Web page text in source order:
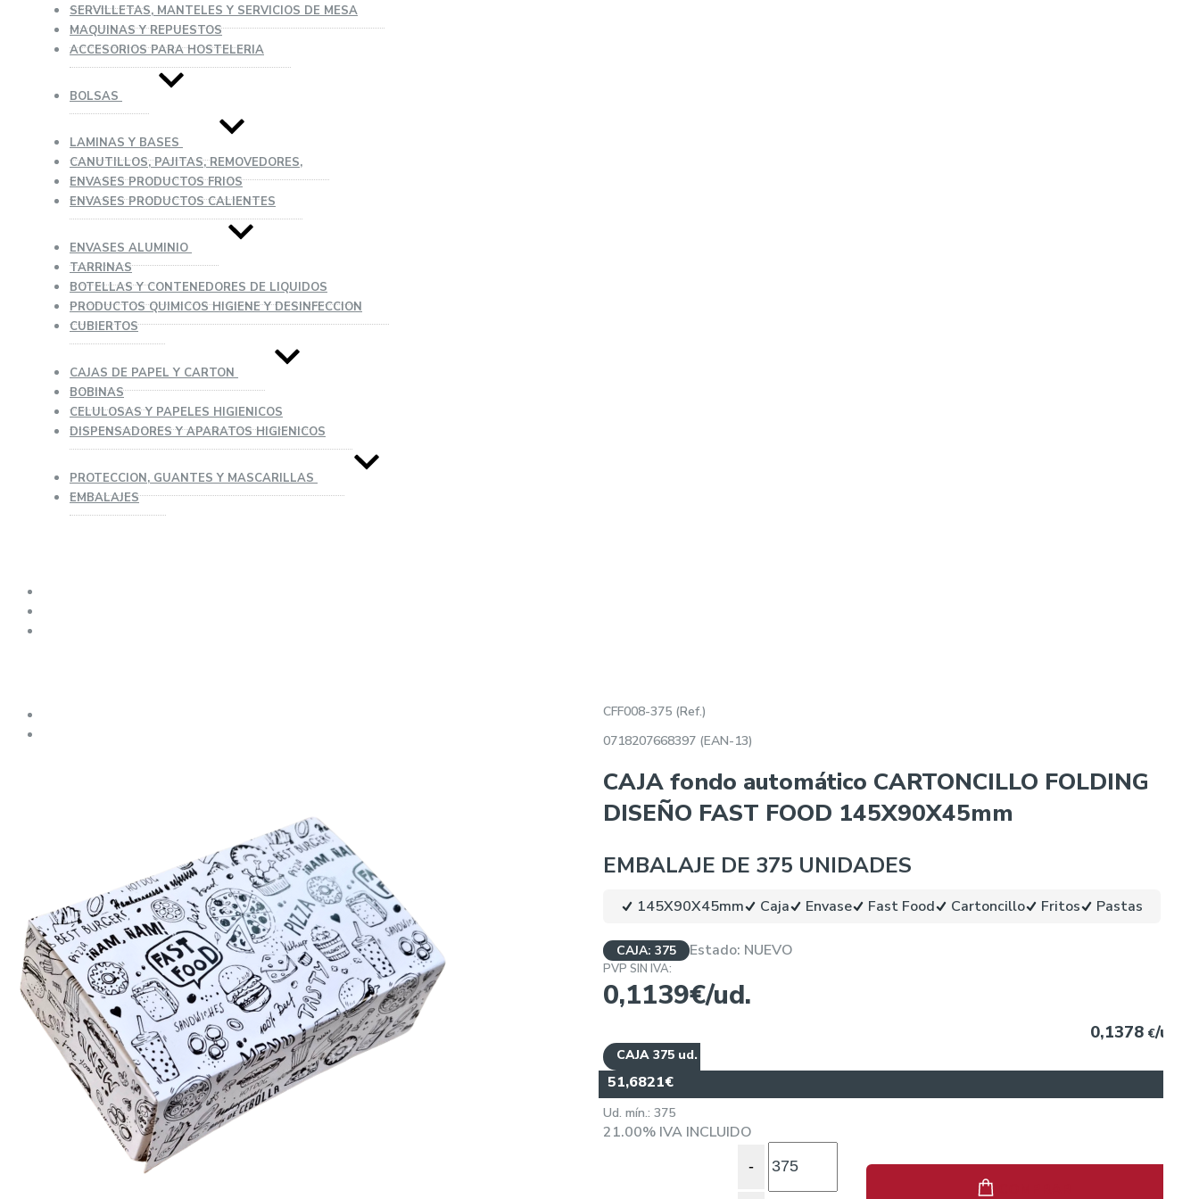
SERVILLETAS, MANTELES Y SERVICIOS DE MESA
MAQUINAS Y REPUESTOS
ACCESORIOS PARA HOSTELERIA
BOLSAS
LAMINAS Y BASES
CANUTILLOS, PAJITAS, REMOVEDORES,
ENVASES PRODUCTOS FRIOS
ENVASES PRODUCTOS CALIENTES
ENVASES ALUMINIO
TARRINAS
BOTELLAS Y CONTENEDORES DE LIQUIDOS
PRODUCTOS QUIMICOS HIGIENE Y DESINFECCION
CUBIERTOS
CAJAS DE PAPEL Y CARTON
BOBINAS
CELULOSAS Y PAPELES HIGIENICOS
DISPENSADORES Y APARATOS HIGIENICOS
PROTECCION, GUANTES Y MASCARILLAS
EMBALAJES
CFF008-375 (Ref.)
0718207668397 (EAN-13)
CAJA fondo automático CARTONCILLO FOLDING
DISEÑO FAST FOOD 145X90X45mm
EMBALAJE DE 375 UNIDADES
145X90X45mm Caja Envase Fast Food Cartoncillo Fritos Pastas
CAJA: 375 Estado: NUEVO
PVP SIN IVA:
0,1139€/ud.
0,1378 €/ud.
CAJA 375 ud.
51,6821€
Ud. mín.: 375
21.00% IVA INCLUIDO
-